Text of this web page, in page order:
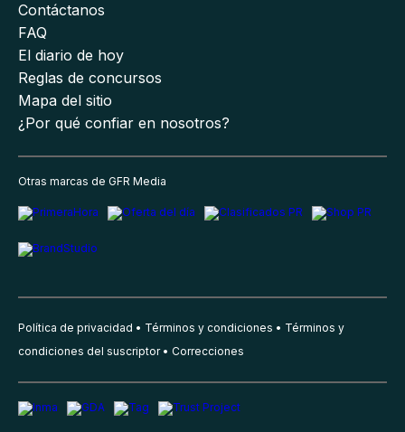
Contáctanos
FAQ
El diario de hoy
Reglas de concursos
Mapa del sitio
¿Por qué confiar en nosotros?
Otras marcas de GFR Media
Política de privacidad Términos y condiciones
Términos y
condiciones del suscriptor
Correcciones